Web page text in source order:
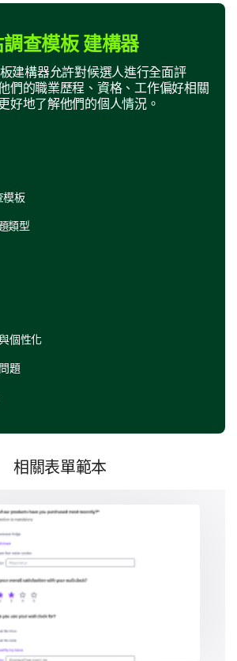
職位帶來的教育資格。
育程度是什麼？
副學士學位
該職位相關的專業培訓、證書或
好
工作期望及其如何與我們的工作環境
室/遠端的組合）
工作偏好的契合程度，請為每個
“否”或“不確定”：
中工作，而不是獨立工作
查模板 建構器
建構器允許對候選人進行全面評
們的職業歷程、資格、工作偏好相關
好地了解他們的個人情況。
模板
類型
個性化
題
相關表單範本